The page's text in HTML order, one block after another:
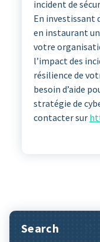
incident de
En investissant
en instaurant
votre
l’impact des
résilience de
besoin d’aide
stratégie de
contacter sur
Search